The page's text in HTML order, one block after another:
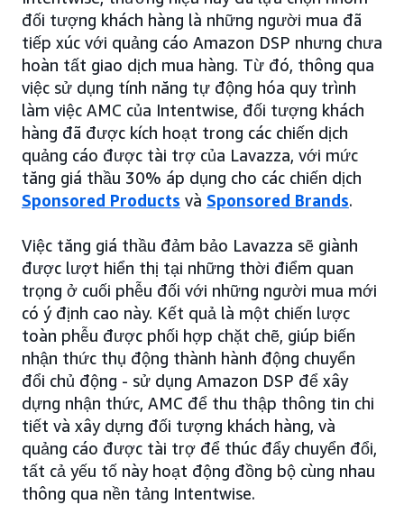
đối tượng khách hàng là những người mua đã
tiếp xúc với quảng cáo Amazon DSP nhưng chưa
hoàn tất giao dịch mua hàng. Từ đó, thông qua
việc sử dụng tính năng tự động hóa quy trình
làm việc AMC của Intentwise, đối tượng khách
hàng đã được kích hoạt trong các chiến dịch
quảng cáo được tài trợ của Lavazza, với mức
tăng giá thầu 30% áp dụng cho các chiến dịch
Sponsored Products và Sponsored Brands.
Việc tăng giá thầu đảm bảo Lavazza sẽ giành
được lượt hiển thị tại những thời điểm quan
trọng ở cuối phễu đối với những người mua mới
có ý định cao này. Kết quả là một chiến lược
toàn phễu được phối hợp chặt chẽ, giúp biến
nhận thức thụ động thành hành động chuyển
đổi chủ động - sử dụng Amazon DSP để xây
dựng nhận thức, AMC để thu thập thông tin chi
tiết và xây dựng đối tượng khách hàng, và
quảng cáo được tài trợ để thúc đẩy chuyển đổi,
tất cả yếu tố này hoạt động đồng bộ cùng nhau
thông qua nền tảng Intentwise.